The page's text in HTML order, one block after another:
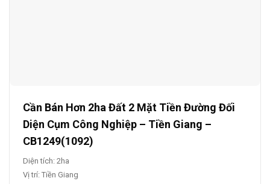
Cần Bán Hơn 2ha Đất 2 Mặt Tiền Đường Đối
Diện Cụm Công Nghiệp – Tiền Giang –
CB1249(1092)
Diện tích: 2ha
Vị trí: Tiền Giang